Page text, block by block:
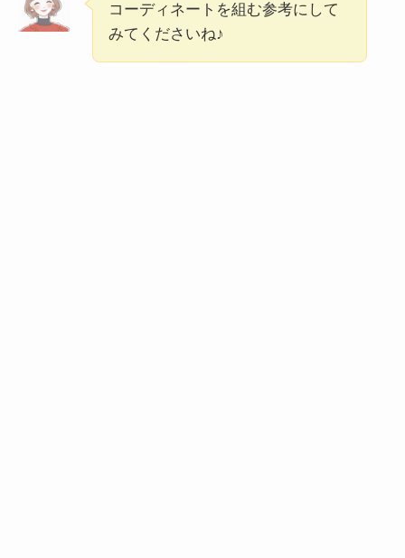
コーディネートを組む参考にして
みてくださいね♪